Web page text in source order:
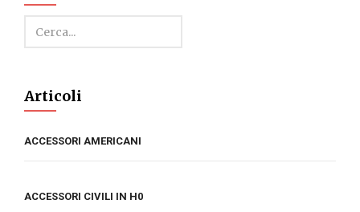
Cerca
Articoli
ACCESSORI AMERICANI
ACCESSORI CIVILI IN H0